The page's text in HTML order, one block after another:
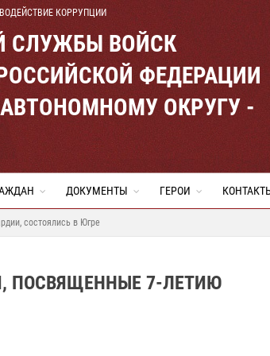
КОРРУПЦИИ
СЛУЖБЫ ВОЙСК
ФЕДЕРАЦИИ
ОКРУГУ -
ДОКУМЕНТЫ ГЕРОИ
состоялись в Югре
ПОСВЯЩЕННЫЕ 7-ЛЕТИЮ